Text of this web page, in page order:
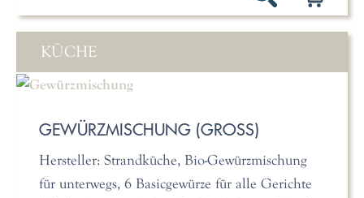
KÜCHE
GEWÜRZMISCHUNG (GROSS)
Hersteller: Strandküche, Bio-Gewürzmischung
für unterwegs, 6 Basicgewürze für alle Gerichte